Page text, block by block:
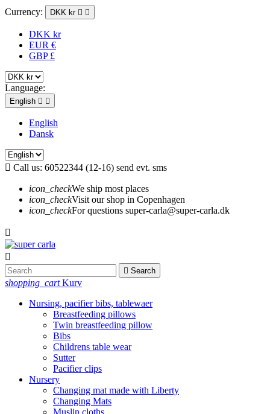
Currency: DKK kr  
DKK kr
EUR €
GBP £
Language:
English  
English
Dansk
 Call us: 60522344 (12-16) send evt. sms
icon_checkWe ship most places
icon_checkVisit our shop in Copenhagen
icon_checkFor questions super-carla@super-carla.dk


 Search
shopping_cart Kurv
Nursing, pacifier bibs, tablewaer
Breastfeeding pillows
Twin breastfeeding pillow
Bibs
Childrens table wear
Sutter
Pacifier clips
Nursery
Changing mat made with Liberty
Changing Mats
Muslin cloths